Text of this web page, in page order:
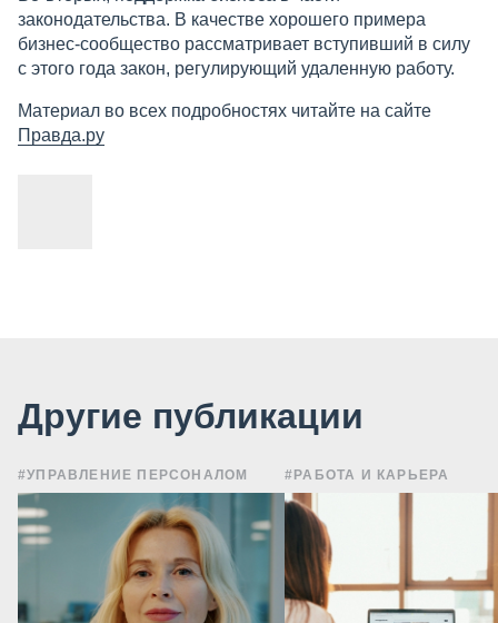
законодательства. В качестве хорошего примера
бизнес-сообщество рассматривает вступивший в силу
с этого года закон, регулирующий удаленную работу.
Материал во всех подробностях читайте на сайте
Правда.ру
Другие публикации
#УПРАВЛЕНИЕ ПЕРСОНАЛОМ #РАБОТА И КАРЬЕРА